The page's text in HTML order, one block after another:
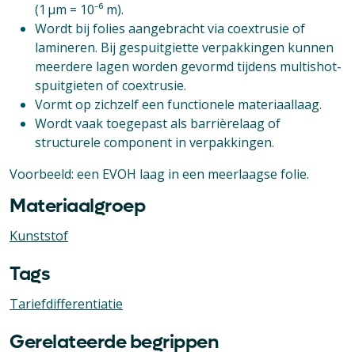
(1 µm = 10⁻⁶ m).
Wordt bij folies aangebracht via coextrusie of
lamineren. Bij gespuitgiette verpakkingen kunnen
meerdere lagen worden gevormd tijdens multishot-
spuitgieten of coextrusie.
Vormt op zichzelf een functionele materiaallaag.
Wordt vaak toegepast als barrièrelaag of
structurele component in verpakkingen.
Voorbeeld: een EVOH laag in een meerlaagse folie.
Materiaalgroep
Kunststof
Tags
Tariefdifferentiatie
Gerelateerde begrippen